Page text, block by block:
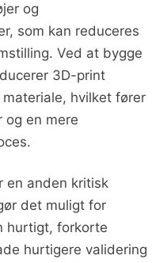
og
som kan reduceres
Ved at bygge
3D-print
hvilket fører
og en mere
en anden kritisk
det muligt for
hurtigt, forkorte
hurtigere validering